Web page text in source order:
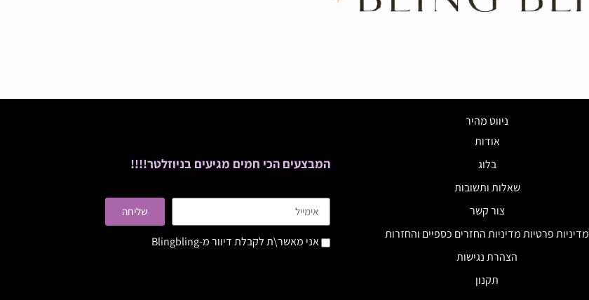
ניווט מהיר
אודות
בלוג
שאלות ותשובות
צור קשר
מדיניות פרטיות מדיניות החזרים כספיים והחזרות
הצהרת נגישות
תקנון
המבצעים הכי חמים מגיעים בניוזלטר!!!!
אני מאשר\ת לקבלת דיוור מ-Blingbling
שליחה